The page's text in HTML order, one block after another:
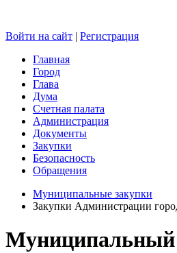
Войти на сайт | Регистрация
Главная
Город
Глава
Дума
Счетная палата
Администрация
Документы
Закупки
Безопасность
Обращения
Муниципальные закупки
Закупки Администрации
Муниципальный